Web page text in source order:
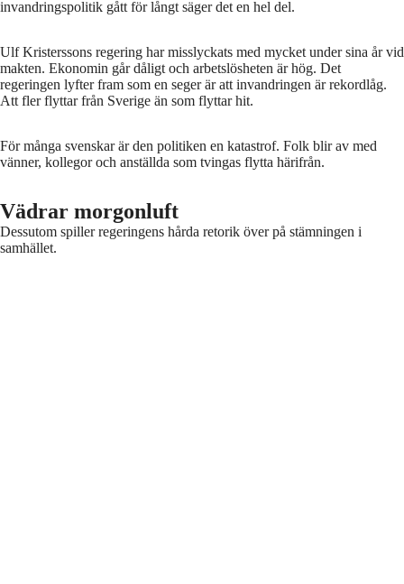
invandringspolitik gått för långt säger det en hel del.
Ulf Kristerssons regering har misslyckats med mycket under sina år vid
makten. Ekonomin går dåligt och arbetslösheten är hög. Det
regeringen lyfter fram som en seger är att invandringen är rekordlåg.
Att fler flyttar från Sverige än som flyttar hit.
För många svenskar är den politiken en katastrof. Folk blir av med
vänner, kollegor och anställda som tvingas flytta härifrån.
Vädrar morgonluft
Dessutom spiller regeringens hårda retorik över på stämningen i
samhället.